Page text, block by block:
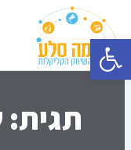
פתח סרגל נגישות
לתוכן
תגית: